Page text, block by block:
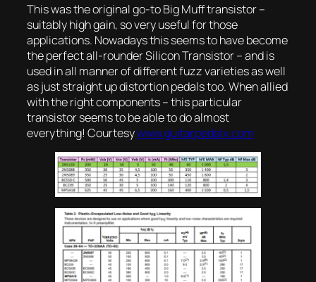
This was the original go-to Big Muff transistor –
suitably high gain, so very useful for those
applications. Nowadays this seems to have become
the perfect all-rounder Silicon Transistor – and is
used in all manner of different fuzz varieties as well
as just straight up distortion pedals too. When allied
with the right components – this particular
transistor seems to be able to do almost
everything! Courtesywww.guitarpedalx.com